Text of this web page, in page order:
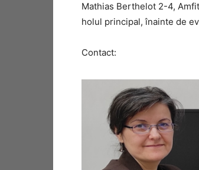
Mathias Berthelot 2-4,
holul principal, înainte de
Contact: